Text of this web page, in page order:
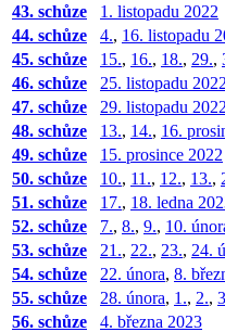
43. schůze
1. listopadu 2022
44. schůze
4., 16. listopadu
45. schůze
15., 16., 18., 29.,
46. schůze
25. listopadu 2022
47. schůze
29. listopadu 2022
48. schůze
13., 14., 16.
49. schůze
15. prosince 2022
50. schůze
10., 11., 12., 13.,
51. schůze
17., 18. ledna
52. schůze
7., 8., 9., 10.
53. schůze
21., 22., 23., 24.
54. schůze
22. února, 8.
55. schůze
28. února, 1., 2.,
56. schůze
4. března 2023